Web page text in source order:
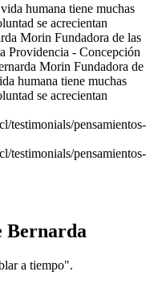
humana tiene muchas
se acrecientan
Morin Fundadora de las
Providencia - Concepción
Morin Fundadora de
humana tiene muchas
se acrecientan
testimonials/pensamientos-
testimonials/pensamientos-
Bernarda
a tiempo".